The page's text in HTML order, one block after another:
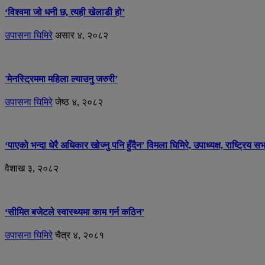
‘विश्वमा जो धनी छ, त्यही खेलाडी हो’
उपासना घिमिरे असार ४, २०८२
'मेनस्ट्रिममा महिला ल्याउनु जरुरी’
उपासना घिमिरे जेष्ठ ४, २०८२
‘पाएको भन्दा धेरै अधिकार खोज्नु पनि हुँदैन’ विमला घिमिरे, उपाध्यक्ष, राष्ट्रिय
वैशाख ३, २०८२
‘सीमित बजेटले स्वास्थ्यमा काम गर्न कठिन’
उपासना घिमिरे चैत्र ४, २०८१